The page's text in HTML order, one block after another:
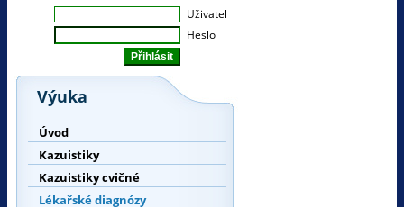
Uživatel
Heslo
Výuka
Úvod
Kazuistiky
Kazuistiky cvičné
Lékařské diagnózy